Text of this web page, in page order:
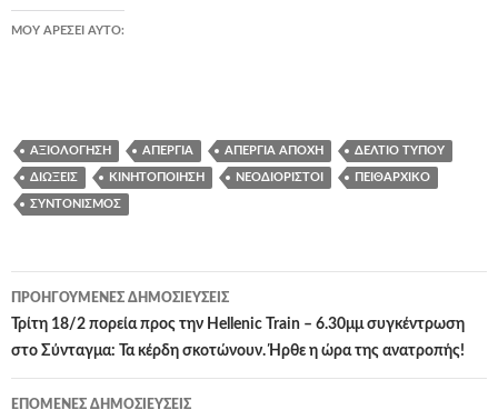
ΜΟΥ ΑΡΈΣΕΙ ΑΥΤΌ:
ΑΞΙΟΛΌΓΗΣΗ ΑΠΕΡΓΊΑ ΑΠΕΡΓΊΑ ΑΠΟΧΉ ΔΕΛΤΊΟ ΤΎΠΟΥ
ΔΙΏΞΕΙΣ ΚΙΝΗΤΟΠΟΊΗΣΗ ΝΕΟΔΙΌΡΙΣΤΟΙ ΠΕΙΘΑΡΧΙΚΌ
ΣΥΝΤΟΝΙΣΜΌΣ
Πλοήγηση
άρθρων
ΠΡΟΗΓΟΎΜΕΝΕΣ ΔΗΜΟΣΙΕΎΣΕΙΣ
Τρίτη 18/2 πορεία προς την Hellenic Train – 6.30μμ συγκέντρωση
στο Σύνταγμα: Τα κέρδη σκοτώνουν. Ήρθε η ώρα της ανατροπής!
ΕΠΌΜΕΝΕΣ ΔΗΜΟΣΙΕΎΣΕΙΣ